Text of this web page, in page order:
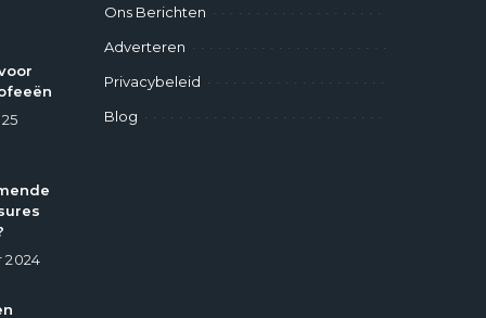
2024
Ons Berichten
Adverteren
Privacybeleid
Blog